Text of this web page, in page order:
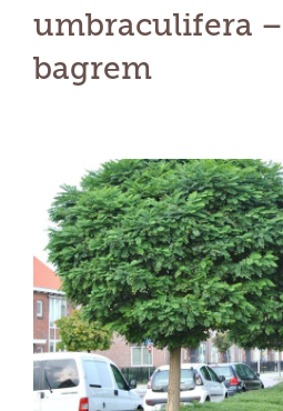
umbraculifera –
bagrem